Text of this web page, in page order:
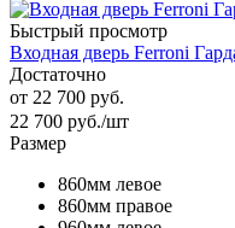
Быстрый просмотр
Входная дверь Ferroni
Достаточно
от 22 700 руб.
22 700 руб./шт
Размер
860мм левое
860мм правое